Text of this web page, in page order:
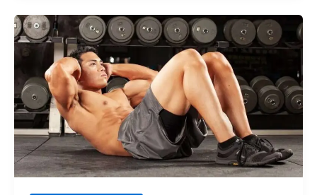
Treino
de
abdômen
para
iniciantes